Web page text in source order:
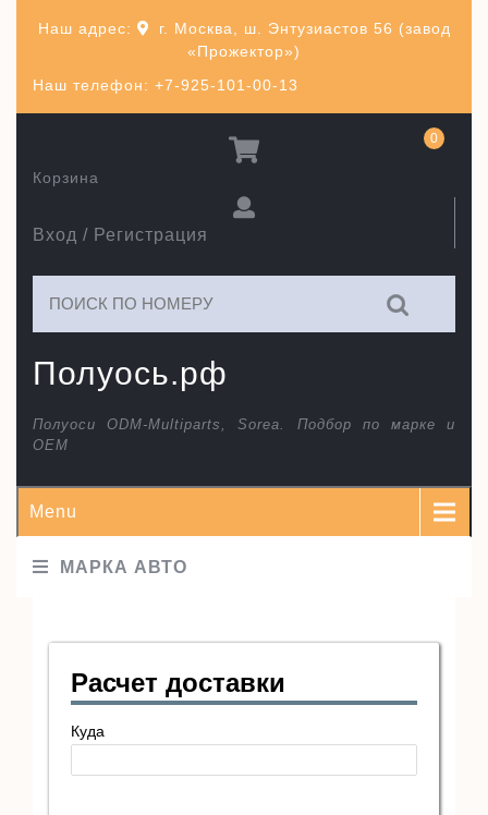
Наш телефон: +7-925-101-00-13
Наш адрес:
г. Москва, ш. Энтузиастов 56 (завод
«Прожектор»)
Полуось.рф
Полуоси ODM-Multiparts, Sorea. Подбор по марке и
ОЕМ
Вход / Регистрация
Корзина
0
Menu
МАРКА АВТО
Расчет доставки
Куда